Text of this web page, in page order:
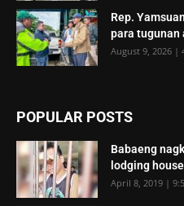
Rep.
para tugunan
August 9, 2026 |
POPULAR POSTS
Babaeng
lodging
April 8, 2019 |